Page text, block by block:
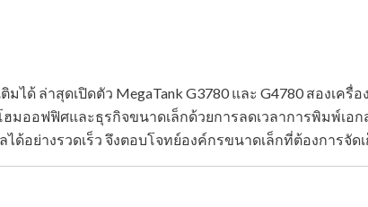
ได้ ล่าสุดเปิดตัว MegaTank G3780 และ G4780 สองเ
ออฟฟิศและธุรกิจขนาดเล็กด้วยการลดเวลาการพิมพ์เอก
อย่างรวดเร็ว จึงตอบโจทย์องค์กรขนาดเล็กที่ต้องการจัดเ